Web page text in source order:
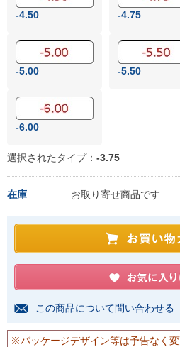
-4.50 -4.75
-5.00 -5.50
-6.00
選択されたタイプ： -3.75
在庫 お取り寄せ商品です
この商品について問い合わせる
※パッケージデザイン等は予告なく